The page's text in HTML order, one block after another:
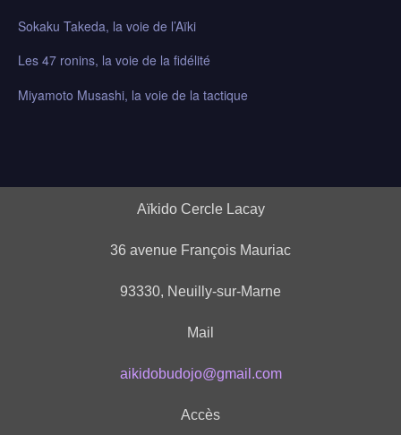
Sokaku Takeda, la voie de l’Aïki
Les 47 ronins, la voie de la fidélité
Miyamoto Musashi, la voie de la tactique
Aïkido Cercle Lacay
36 avenue François Mauriac
93330, Neuilly-sur-Marne
Mail
aikidobudojo@gmail.com
Accès